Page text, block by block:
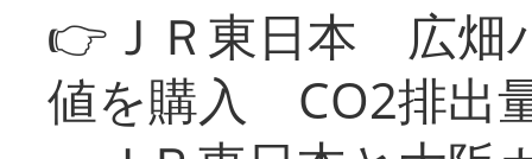
👉ＪＲ東日本 広畑
値を購入 CO2排出